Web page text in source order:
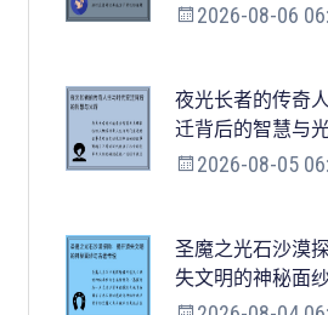
2026-08-06
夜光长者的传奇
迁背后的智慧与
2026-08-05
圣魔之光石沙漠
失文明的神秘面